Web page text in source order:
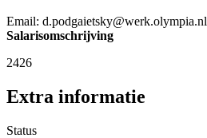
Email: d.podgaietsky@werk.olympia.nl
Salarisomschrijving
2426
Extra informatie
Status